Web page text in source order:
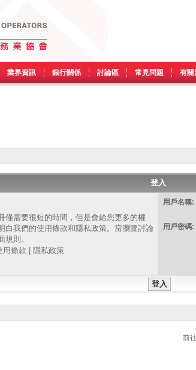
業界資訊 銀行關係 討論區 常見問題 有關
登入
僅需要很短的時間，但是會給您更多的權
白我們的使用條款和隱私政策。當瀏覽討論
規則。
用條款
隱私政策
用戶名稱:
用戶密碼:
前